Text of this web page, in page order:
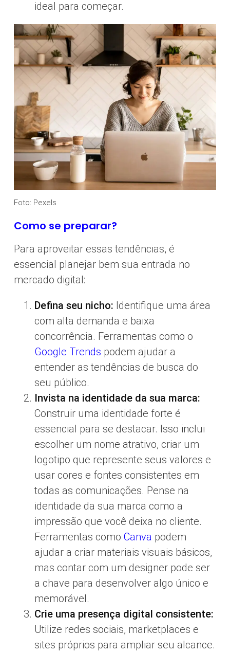
ideal para começar.
Foto: Pexels
Como se preparar?
Para aproveitar essas tendências, é
essencial planejar bem sua entrada no
mercado digital:
Defina seu nicho: Identifique uma área
com alta demanda e baixa
concorrência. Ferramentas como o
Google Trends podem ajudar a
entender as tendências de busca do
seu público.
Invista na identidade da sua marca:
Construir uma identidade forte é
essencial para se destacar. Isso inclui
escolher um nome atrativo, criar um
logotipo que represente seus valores e
usar cores e fontes consistentes em
todas as comunicações. Pense na
identidade da sua marca como a
impressão que você deixa no cliente.
Ferramentas como Canva podem
ajudar a criar materiais visuais básicos,
mas contar com um designer pode ser
a chave para desenvolver algo único e
memorável.
Crie uma presença digital consistente:
Utilize redes sociais, marketplaces e
sites próprios para ampliar seu alcance.